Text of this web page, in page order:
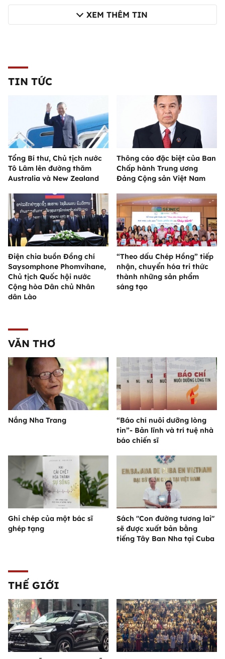
XEM THÊM TIN
TIN TỨC
Tổng Bí thư, Chủ tịch nước
Tô Lâm lên đường thăm
Australia và New Zealand
Thông cáo đặc biệt của Ban
Chấp hành Trung ương
Đảng Cộng sản Việt Nam
Điện chia buồn Đồng chí
Saysomphone Phomvihane,
Chủ tịch Quốc hội nước
Cộng hòa Dân chủ Nhân
dân Lào
“Theo dấu Chép Hồng” tiếp
nhận, chuyển hóa tri thức
thành những sản phẩm
sáng tạo
VĂN THƠ
Nắng Nha Trang
“Báo chí nuôi dưỡng lòng
tin”- Bản lĩnh và trí tuệ nhà
báo chiến sĩ
Ghi chép của một bác sĩ
ghép tạng
Sách "Con đường tương lai"
sẽ được xuất bản bằng
tiếng Tây Ban Nha tại Cuba
THẾ GIỚI